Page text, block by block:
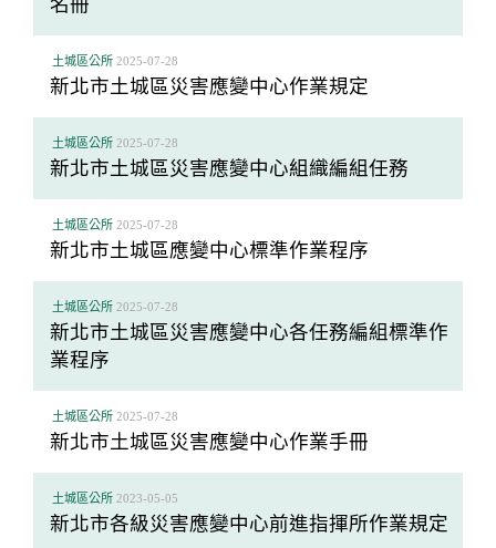
土城區公所 2025-07-28
新北市土城區災害應變中心作業規定
土城區公所 2025-07-28
新北市土城區災害應變中心組織編組任務
土城區公所 2025-07-28
新北市土城區應變中心標準作業程序
土城區公所 2025-07-28
新北市土城區災害應變中心各任務編組標準作
業程序
土城區公所 2025-07-28
新北市土城區災害應變中心作業手冊
土城區公所 2023-05-05
新北市各級災害應變中心前進指揮所作業規定